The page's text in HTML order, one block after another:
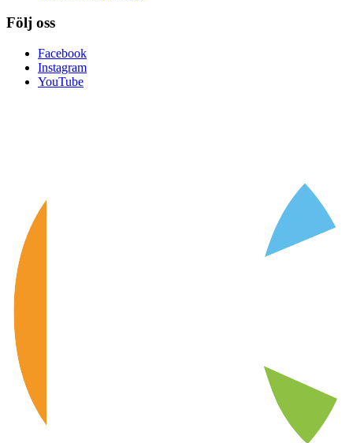
Följ oss
Facebook
Instagram
YouTube